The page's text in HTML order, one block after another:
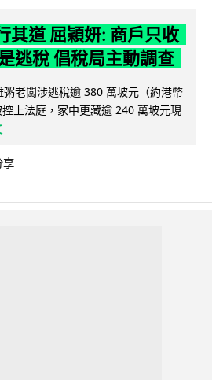
其道 屈穎妍: 商戶只收
逃稅 倡稅局主動調查
老闆涉逃稅逾 380 萬坡元（約港幣
上法庭，家中更藏逾 240 萬坡元現
享